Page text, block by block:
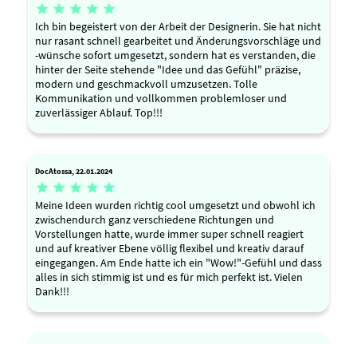
    
Ich bin begeistert von der Arbeit der Designerin. Sie hat nicht
nur rasant schnell gearbeitet und Änderungsvorschläge und
-wünsche sofort umgesetzt, sondern hat es verstanden, die
hinter der Seite stehende "Idee und das Gefühl" präzise,
modern und geschmackvoll umzusetzen. Tolle
Kommunikation und vollkommen problemloser und
zuverlässiger Ablauf. Top!!!
DocAtossa, 22.01.2024
    
Meine Ideen wurden richtig cool umgesetzt und obwohl ich
zwischendurch ganz verschiedene Richtungen und
Vorstellungen hatte, wurde immer super schnell reagiert
und auf kreativer Ebene völlig flexibel und kreativ darauf
eingegangen. Am Ende hatte ich ein "Wow!"-Gefühl und dass
alles in sich stimmig ist und es für mich perfekt ist. Vielen
Dank!!!